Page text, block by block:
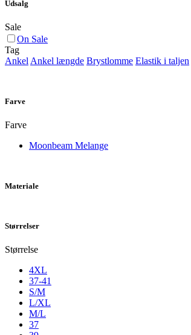
Udsalg
Sale
On Sale
Tag
Ankel Ankel længde Brystlomme Elastik i taljen
Farve
Farve
Moonbeam Melange
Materiale
Størrelser
Størrelse
4XL
37-41
S/M
L/XL
M/L
37